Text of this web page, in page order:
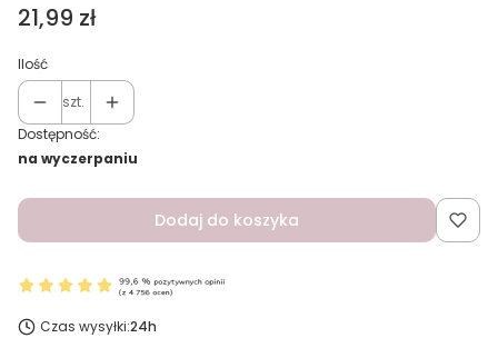
Cena
21,99 zł
Ilość
szt.
Dostępność:
na wyczerpaniu
Dodaj do koszyka
Czas wysyłki:24h